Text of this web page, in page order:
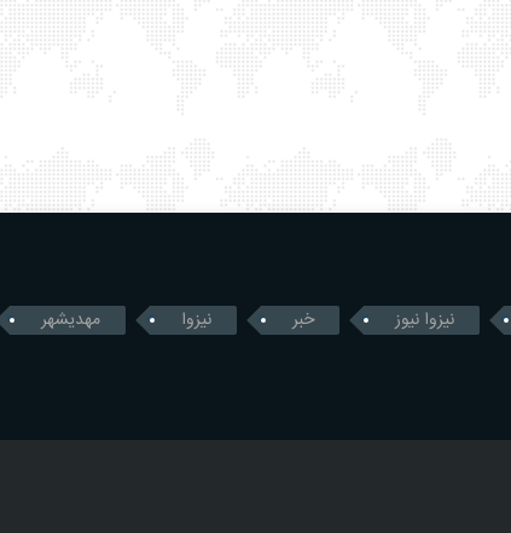
نیزوا نیوز خبر نیزوا مهدیشهر